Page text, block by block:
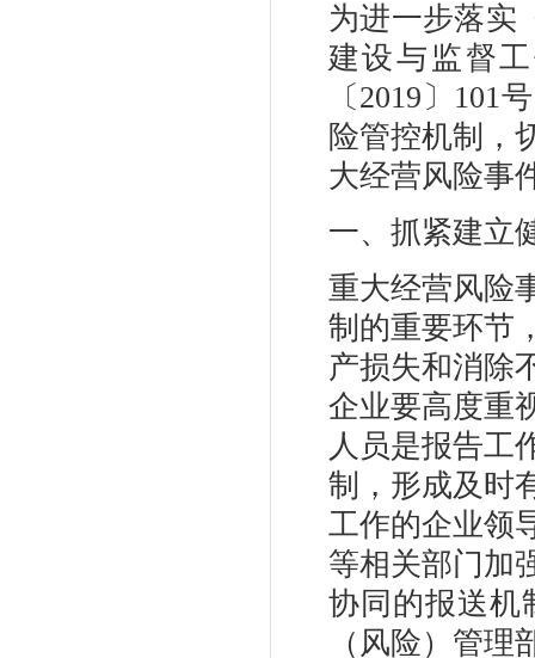
为进一步落实
建设与监督
〔2019〕
险管控机制，
大经营风险事
一、抓紧建立
重大经营风险
制的重要环节
产损失和消除
企业要高度重
人员是报告工
制，形成及时
工作的企业领
等相关部门加
协同的报送机
（风险）管